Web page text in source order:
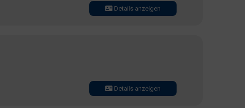
Details anzeigen
Details anzeigen